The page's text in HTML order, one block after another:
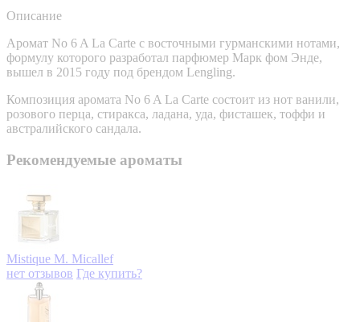
Описание
Аромат No 6 A La Carte с восточными гурманскими нотами,
формулу которого разработал парфюмер Марк фом Энде,
вышел в 2015 году под брендом Lengling.
Композиция аромата No 6 A La Carte состоит из нот ванили,
розового перца, стиракса, ладана, уда, фисташек, тоффи и
австралийского сандала.
Рекомендуемые ароматы
Mistique M. Micallef
нет отзывов Где купить?